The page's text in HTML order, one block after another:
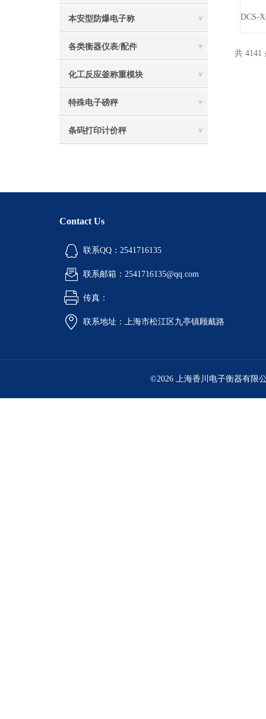
本安型防爆电子称
各类衡器仪表/配件
化工反应釜称重模块
特殊电子磅秤
条码打印计价秤
共 4141
Contact Us
联系QQ：2541716135
联系邮箱：2541716135@qq.com
传真：
联系地址：上海市松江区九亭镇顾戴路
©2026 上海香川电子衡器有限